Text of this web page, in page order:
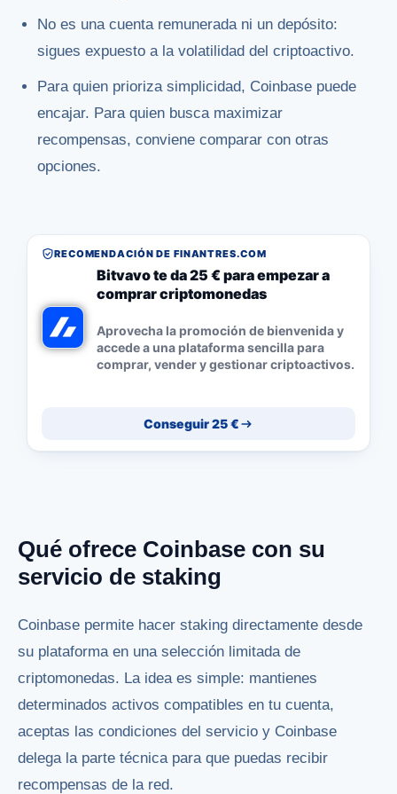
No es una cuenta remunerada ni un depósito:
sigues expuesto a la volatilidad del criptoactivo.
Para quien prioriza simplicidad, Coinbase puede
encajar. Para quien busca maximizar
recompensas, conviene comparar con otras
opciones.
RECOMENDACIÓN DE FINANTRES.COM
Bitvavo te da 25 € para empezar a
comprar criptomonedas
Aprovecha la promoción de bienvenida y
accede a una plataforma sencilla para
comprar, vender y gestionar criptoactivos.
Conseguir 25 €
Qué ofrece Coinbase con su
servicio de staking
Coinbase permite hacer staking directamente desde
su plataforma en una selección limitada de
criptomonedas. La idea es simple: mantienes
determinados activos compatibles en tu cuenta,
aceptas las condiciones del servicio y Coinbase
delega la parte técnica para que puedas recibir
recompensas de la red.